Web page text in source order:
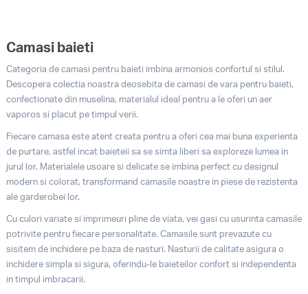
Camasi baieti
Categoria de camasi pentru baieti imbina armonios confortul si stilul.
Descopera colectia noastra deosebita de camasi de vara pentru baieti,
confectionate din muselina, materialul ideal pentru a le oferi un aer
vaporos si placut pe timpul verii.
Fiecare camasa este atent creata pentru a oferi cea mai buna experienta
de purtare, astfel incat baieteii sa se simta liberi sa exploreze lumea in
jurul lor. Materialele usoare si delicate se imbina perfect cu designul
modern si colorat, transformand camasile noastre in piese de rezistenta
ale garderobei lor.
Cu culori variate si imprimeuri pline de viata, vei gasi cu usurinta camasile
potrivite pentru fiecare personalitate. Camasile sunt prevazute cu
sisitem de inchidere pe baza de nasturi. Nasturii de calitate asigura o
inchidere simpla si sigura, oferindu-le baieteilor confort si independenta
in timpul imbracarii.